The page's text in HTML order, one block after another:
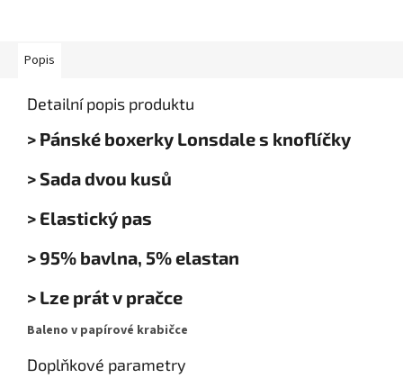
Popis
Detailní popis produktu
> Pánské boxerky Lonsdale s knoflíčky
> Sada dvou kusů
> Elastický pas
> 95% bavlna, 5% elastan
> Lze prát v pračce
Baleno v papírové krabičce
Doplňkové parametry